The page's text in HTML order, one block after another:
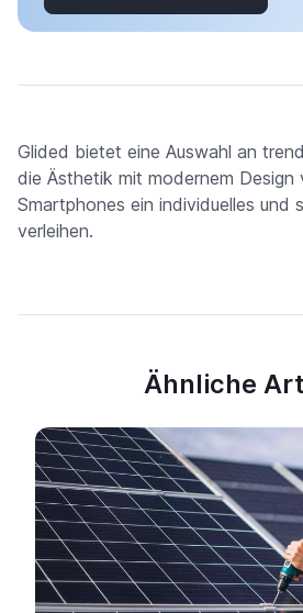
Glided bietet eine Auswahl an
die Ästhetik mit modernem Design
Smartphones ein individuelles und
verleihen.
Ähnliche